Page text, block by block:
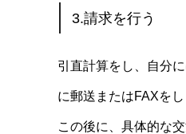
3.請求を行う
引直計算をし、自分
に郵送またはFAXを
この後に、具体的な